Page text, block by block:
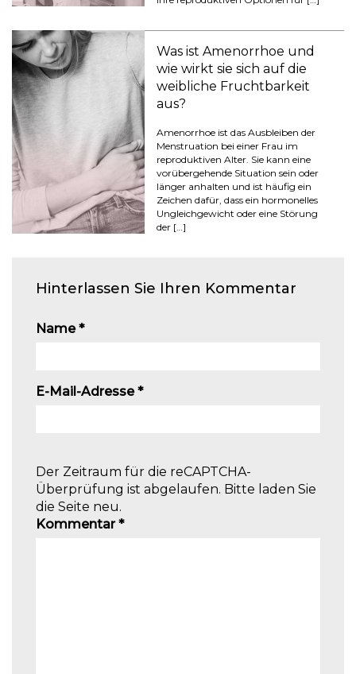
Was ist Amenorrhoe und
wie wirkt sie sich auf die
weibliche Fruchtbarkeit
aus?
Amenorrhoe ist das Ausbleiben der
Menstruation bei einer Frau im
reproduktiven Alter. Sie kann eine
vorübergehende Situation sein oder
länger anhalten und ist häufig ein
Zeichen dafür, dass ein hormonelles
Ungleichgewicht oder eine Störung
der […]
Hinterlassen Sie Ihren Kommentar
Name*
E-Mail-Adresse*
Der Zeitraum für die reCAPTCHA-
Überprüfung ist abgelaufen. Bitte laden Sie
die Seite neu.
Kommentar*